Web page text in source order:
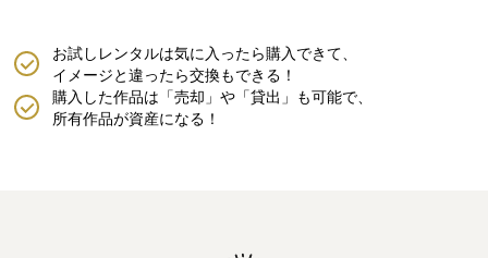
購入した作品は「売却」や「貸出」も可能で、
所有作品が資産になる！
お試しレンタルは気に入ったら購入できて、
イメージと違ったら交換もできる！